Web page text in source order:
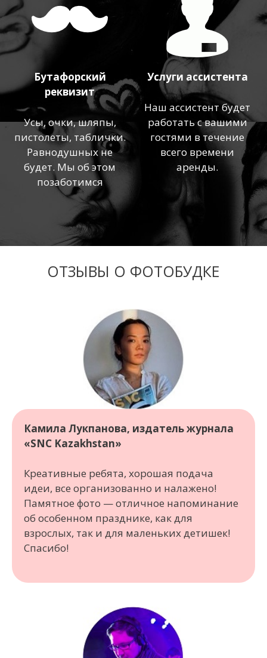
Бутафорский
реквизит
Усы, очки, шляпы,
пистолеты, таблички.
Равнодушных не
будет. Мы об этом
позаботимся
Услуги ассистента
Наш ассистент будет
работать с вашими
гостями в течение
всего времени
аренды.
ОТЗЫВЫ О ФОТОБУДКЕ
Камила Лукпанова, издатель журнала
«SNC Kazakhstan»
Креативные ребята, хорошая подача
идеи, все организованно и налажено!
Памятное фото — отличное напоминание
об особенном празднике, как для
взрослых, так и для маленьких детишек!
Спасибо!